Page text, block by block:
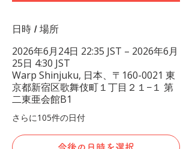
日時 / 場所
2026年6月24日 22:35 JST – 2026年6月
25日 4:30 JST
Warp Shinjuku, 日本、〒160-0021 東
京都新宿区歌舞伎町１丁目２１−１ 第
二東亜会館B1
さらに105件の日付